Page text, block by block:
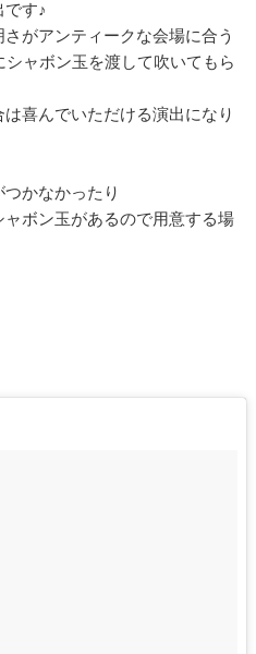
す♪
がアンティークな会場に合う
ャボン玉を渡して吹いてもら
喜んでいただける演出になり
かなかったり
ボン玉があるので用意する場